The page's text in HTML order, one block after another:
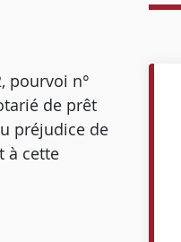
pourvoi n°
de prêt
préjudice de
à cette